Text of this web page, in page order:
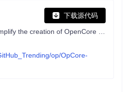
下载源代码
op/OpCore-